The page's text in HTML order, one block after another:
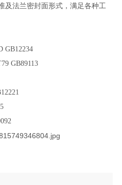
法兰密封面形式，满足各种工
GB12234
GB89113